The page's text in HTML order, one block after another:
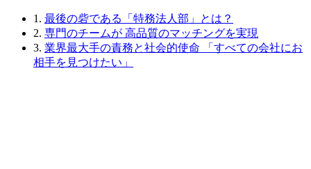
1. 最後の砦である「特務法人部」とは？
2. 専門のチームが 高品質のマッチングを実現
3. 業界最大手の責務と社会的使命 「すべての会社にお
相手を見つけたい」